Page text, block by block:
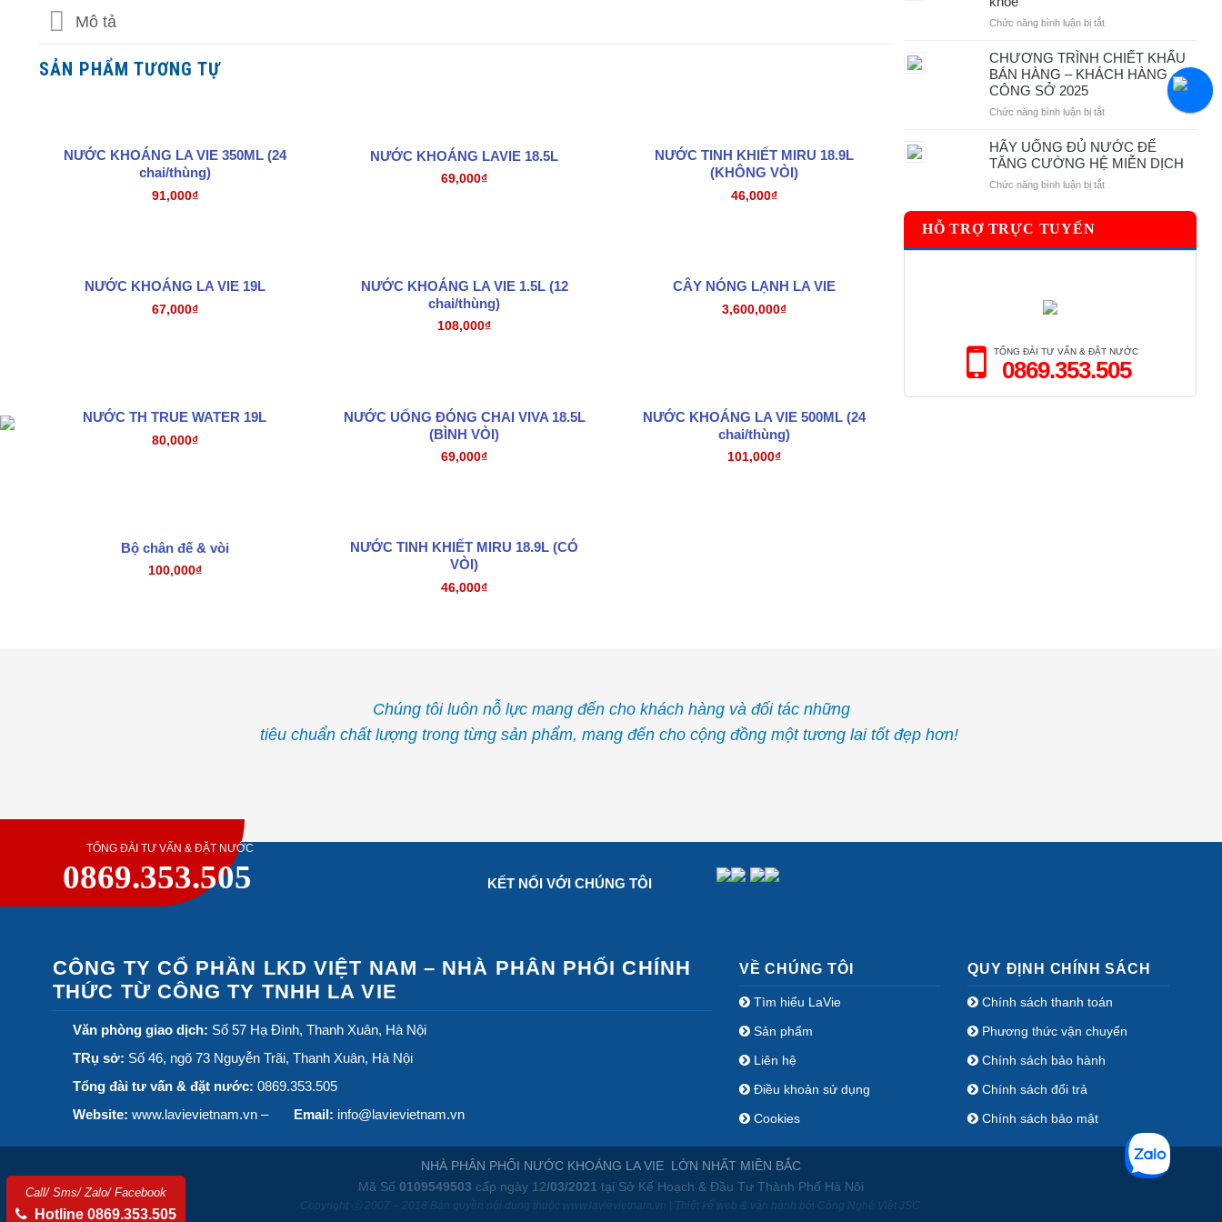
Mô tả
SẢN PHẨM TƯƠNG TỰ
NƯỚC KHOÁNG LA VIE 350ML (24
chai/thùng)
91,000₫
NƯỚC KHOÁNG LAVIE 18.5L
69,000₫
NƯỚC TINH KHIẾT MIRU 18.9L
(KHÔNG VÒI)
46,000₫
NƯỚC KHOÁNG LA VIE 19L
67,000₫
NƯỚC KHOÁNG LA VIE 1.5L (12
chai/thùng)
108,000₫
CÂY NÓNG LẠNH LA VIE
3,600,000₫
NƯỚC TH TRUE WATER 19L
80,000₫
NƯỚC UỐNG ĐÓNG CHAI VIVA 18.5L
(BÌNH VÒI)
69,000₫
NƯỚC KHOÁNG LA VIE 500ML (24
chai/thùng)
101,000₫
Bộ chân đế & vòi
100,000₫
NƯỚC TINH KHIẾT MIRU 18.9L (CÓ
VÒI)
46,000₫
NÓNG
–
KHÁCH
SỞ
Chức năng bình luận bị tắtở
loại
trà
tốt
sức
khỏe
CHƯƠNG TRÌNH CHIẾT KHẤU
BÁN HÀNG – KHÁCH HÀNG
CÔNG SỞ 2025
Chức năng bình luận bị tắtở
TRÌNH
CHIẾT
KHẤU
BÁN
HÀNG
HÃY UỐNG ĐỦ NƯỚC ĐỂ
TĂNG CƯỜNG HỆ MIỄN DỊCH
Chức năng bình luận bị tắtở
UỐNG
NƯỚC
HỖ TRỢ TRỰC TUYẾN
TỔNG ĐÀI TƯ VẤN & ĐẶT NƯỚC
0869.353.505
Chúng tôi luôn nỗ lực mang đến cho khách hàng và đối tác những
tiêu chuẩn chất lượng trong từng sản phẩm, mang đến cho cộng đồng một tương lai tốt đẹp hơn!
TỔNG ĐÀI TƯ VẤN & ĐẶT NƯỚC
0869.353.505 KẾT NỐI VỚI CHÚNG TÔI
CÔNG TY CỔ PHẦN LKD VIỆT NAM – NHÀ PHÂN PHỐI CHÍNH
THỨC TỪ CÔNG TY TNHH LA VIE
Văn phòng giao dịch: Số 57 Hạ Đình, Thanh Xuân, Hà Nội
TRụ sở: Số 46, ngõ 73 Nguyễn Trãi, Thanh Xuân, Hà Nội
Tổng đài tư vấn & đặt nước: 0869.353.505
Website: www.lavievietnam.vn – Email: info@lavievietnam.vn
VỀ CHÚNG TÔI
Tìm hiểu LaVie
Sản phẩm
Liên hệ
Điều khoản sử dụng
Cookies
QUY ĐỊNH CHÍNH SÁCH
Chính sách thanh toán
Phương thức vận chuyển
Chính sách bảo hành
Chính sách đổi trả
Chính sách bảo mật
NHÀ PHÂN PHỐI NƯỚC KHOÁNG LA VIE LỚN NHẤT MIỀN BẮC
Mã Số 0109549503 cấp ngày 12/03/2021 tại Sở Kế Hoạch & Đầu Tư Thành Phố Hà Nôi
Copyright ⓒ 2007 – 2018 Bản quyền nội dung thuộc www.lavievietnam.vn | Thiết kế web & vận hành bởi Công Nghệ Việt JSC
Call/ Sms/ Zalo/ Facebook
Hotline 0869.353.505